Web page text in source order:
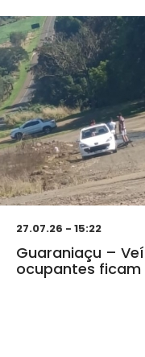
27.07.26 - 15:22
Guaraniaçu –
ocupantes ficam